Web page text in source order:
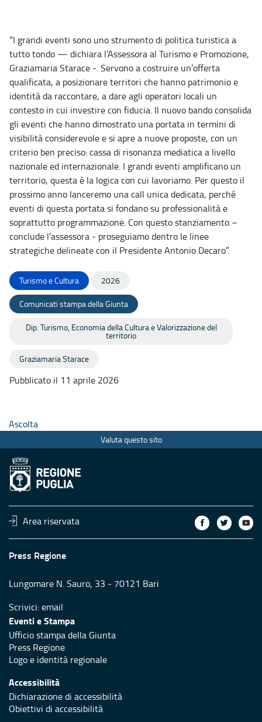
“I grandi eventi sono uno strumento di politica turistica a
tutto tondo — dichiara l’Assessora al Turismo e Promozione,
Graziamaria Starace -. Servono a costruire un’offerta
qualificata, a posizionare territori che hanno patrimonio e
identità da raccontare, a dare agli operatori locali un
contesto in cui investire con fiducia. Il nuovo bando consolida
gli eventi che hanno dimostrato una portata in termini di
visibilità considerevole e si apre a nuove proposte, con un
criterio ben preciso: cassa di risonanza mediatica a livello
nazionale ed internazionale. I grandi eventi amplificano un
territorio, questa è la logica con cui lavoriamo. Per questo il
prossimo anno lanceremo una call unica dedicata, perché
eventi di questa portata si fondano su professionalità e
soprattutto programmazione. Con questo stanziamento –
conclude l’assessora - proseguiamo dentro le linee
strategiche delineate con il Presidente Antonio Decaro”.
Turismo e Cultura 2026
Comunicati stampa della Giunta
Dip. Turismo, Economia della Cultura e Valorizzazione del
territorio
Graziamaria Starace
Pubblicato il 11 aprile 2026
Ascolta
Valuta questo sito
Area riservata
Press Regione
Lungomare N. Sauro, 33 - 70121 Bari
Scrivici:email
Eventi e Stampa
Ufficio stampa della Giunta
Press Regione
Logo e identità regionale
Accessibilità
Dichiarazione di accessibilità
Obiettivi di accessibilità